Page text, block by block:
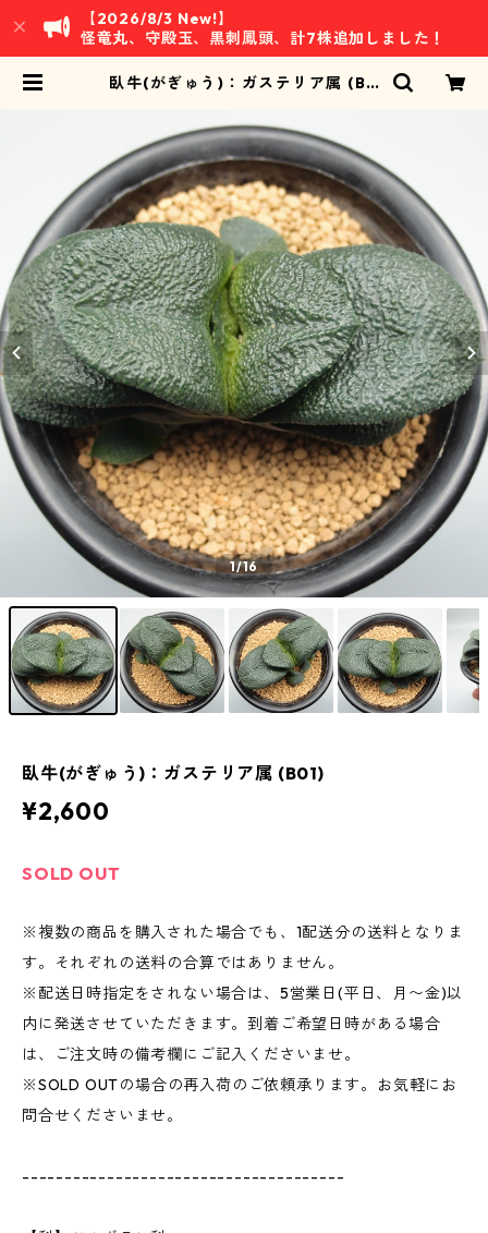
【2026/8/3 New!】
怪竜丸、守殿玉、黒刺鳳頭、計7株追加しました！
臥牛(がぎゅう)：ガステリア属 (B0
1/16
臥牛(がぎゅう)：ガステリア属 (B01)
¥2,600
SOLD OUT
※複数の商品を購入された場合でも、1配送分の送料となりま
す。それぞれの送料の合算ではありません。
※配送日時指定をされない場合は、5営業日(平日、月〜金)以
内に発送させていただきます。到着ご希望日時がある場合
は、ご注文時の備考欄にご記入くださいませ。
※SOLD OUTの場合の再入荷のご依頼承ります。お気軽にお
問合せくださいませ。
--------------------------------------